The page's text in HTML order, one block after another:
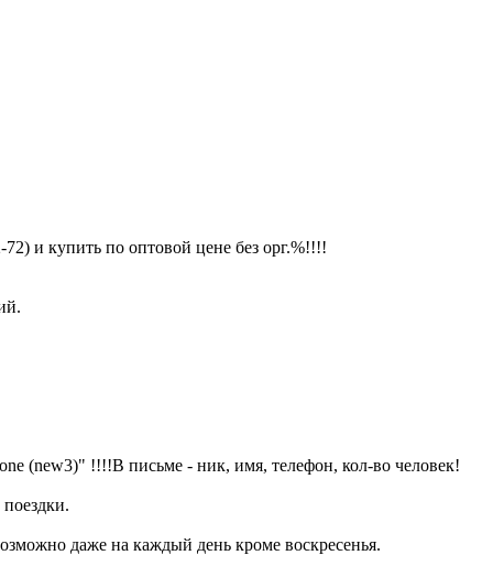
и купить по оптовой цене без орг.%!!!!
!!!!В письме - ник, имя, телефон, кол-во человек!
даже на каждый день кроме воскресенья.